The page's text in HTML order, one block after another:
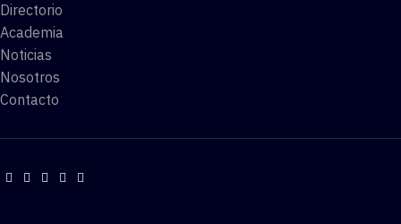
Directorio
Academia
Noticias
Nosotros
Contacto